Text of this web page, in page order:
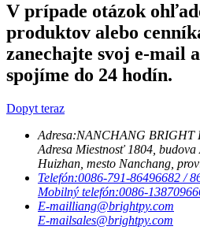
V prípade otázok
produktov alebo
zanechajte svoj e-mail
spojíme do 24 hodín.
Dopyt teraz
Adresa:NANCHANG BRIGHT
Adresa Miestnosť 1804,
Huizhan, mesto Nanchang,
Telefón:0086-791-86496682 /
Mobilný telefón:0086-
E-mailliang@brightpy.com
E-mailsales@brightpy.com